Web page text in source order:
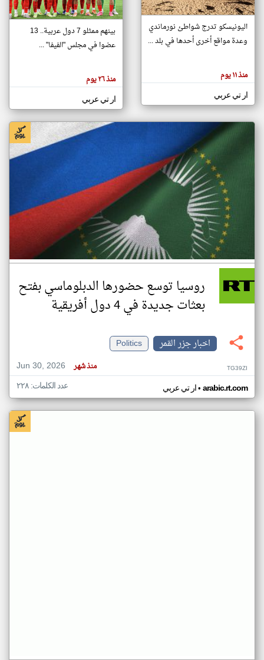
تغيير الدولة
اخبار جزر القمر على مدار الساعة
أهم اخبار جزر القمر العاجلة والمباشرة
هنا عن
وجهة
كاتبيها.
اليونيسكو تدرج شواطئ نورماندي
وعدة مواقع أخرى أحدها في بلد ...
منذ ١١ يوم
ار تي عربي
بينهم ممثلو 7 دول عربية.. 13
عضوا في مجلس "الفيفا" ...
منذ ٢٦ يوم
ار تي عربي
روسيا توسع حضورها الدبلوماسي بفتح
بعثات جديدة في 4 دول أفريقية
اخبار جزر القمر
Politics
Jun 30, 2026
منذ شهر TG39ZI
ار تي عربي• arabic.rt.com عدد الكلمات: ٢٢٨
klyoum.com